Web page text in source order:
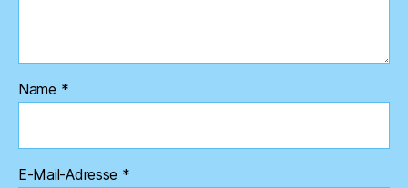
Name *
E-Mail-Adresse *